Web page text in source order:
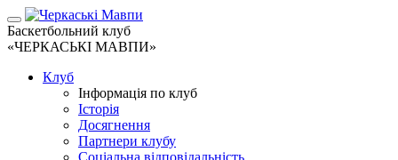
Баскетбольний клуб
«ЧЕРКАСЬКІ МАВПИ»
Клуб
Інформація по клуб
Історія
Досягнення
Партнери клубу
Соціальна відповідальність